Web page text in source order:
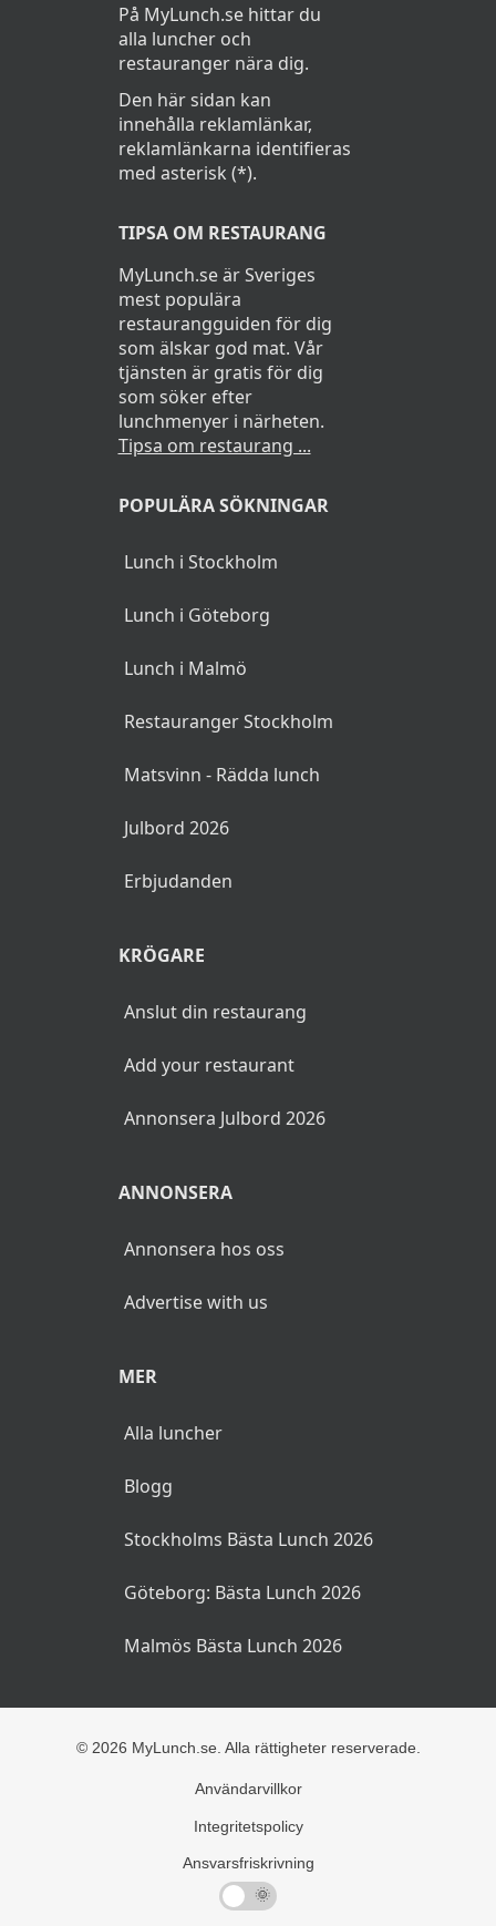
På MyLunch.se hittar du
alla luncher och
restauranger nära dig.
Den här sidan kan
innehålla reklamlänkar,
reklamlänkarna identifieras
med asterisk (*).
TIPSA OM RESTAURANG
MyLunch.se är Sveriges
mest populära
restaurangguiden för dig
som älskar god mat. Vår
tjänsten är gratis för dig
som söker efter
lunchmenyer i närheten.
Tipsa om restaurang ...
POPULÄRA SÖKNINGAR
Lunch i Stockholm
Lunch i Göteborg
Lunch i Malmö
Restauranger Stockholm
Matsvinn - Rädda lunch
Julbord 2026
Erbjudanden
KRÖGARE
Anslut din restaurang
Add your restaurant
Annonsera Julbord 2026
ANNONSERA
Annonsera hos oss
Advertise with us
MER
Alla luncher
Blogg
Stockholms Bästa Lunch 2026
Göteborg: Bästa Lunch 2026
Malmös Bästa Lunch 2026
© 2026 MyLunch.se. Alla rättigheter reserverade.
Användarvillkor
Integritetspolicy
Ansvarsfriskrivning
🌜
🌞